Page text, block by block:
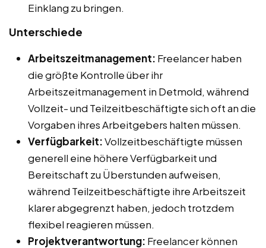
Einklang zu bringen.
Unterschiede
Arbeitszeitmanagement: Freelancer haben
die größte Kontrolle über ihr
Arbeitszeitmanagement in Detmold, während
Vollzeit- und Teilzeitbeschäftigte sich oft an die
Vorgaben ihres Arbeitgebers halten müssen.
Verfügbarkeit:Vollzeitbeschäftigte müssen
generell eine höhere Verfügbarkeit und
Bereitschaft zu Überstunden aufweisen,
während Teilzeitbeschäftigte ihre Arbeitszeit
klarer abgegrenzt haben, jedoch trotzdem
flexibel reagieren müssen.
Projektverantwortung: Freelancer können